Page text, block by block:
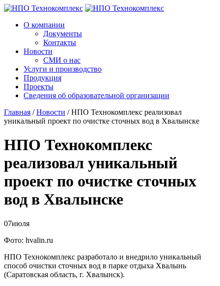
О компании
Документы
Контакты
Новости
СМИ о нас
Услуги и производство
Продукция
Проекты
Сведения об образовательной организации
Главная / Новости /НПО Технокомплекс реализовал
уникальный проект по очистке сточных вод в Хвалынске
НПО Технокомплекс
реализовал уникальный
проект по очистке сточных
вод в Хвалынске
07июля
Фото: hvalin.ru
НПО Технокомплекс разработало и внедрило уникальный
способ очистки сточных вод в парке отдыха Хвалынь
(Саратовская область, г. Хвалынск).